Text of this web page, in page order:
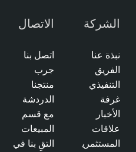
الشركة
نبذة عنا
الفريق
التنفيذي
غرفة
الأخبار
علاقات
المستثمري
الاتصال
اتصل بنا
جرب
منتجنا
الدردشة
مع قسم
المبيعات
التقِ بنا في